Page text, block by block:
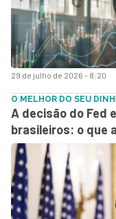
29 de julho de 2026 - 8:20
O MELHOR DO SEU
A decisão do Fed
brasileiros: o que